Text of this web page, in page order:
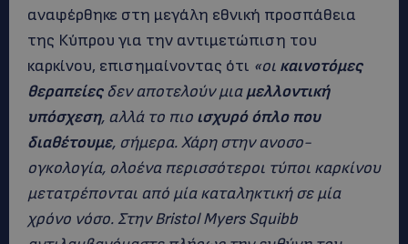
αναφέρθηκε στη μεγάλη εθνική προσπάθεια
της Κύπρου για την αντιμετώπιση του
καρκίνου, επισημαίνοντας ότι «οι καινοτόμες
θεραπείεςδεν αποτελούν μιαμελλοντική
υπόσχεση, αλλά το πιο ισχυρό όπλο που
διαθέτουμε, σήμερα. Χάρη στην ανοσο-
ογκολογία, ολοένα περισσότεροι τύποι καρκίνου
μετατρέπονται από μία καταληκτική σε μία
χρόνο νόσο. Στην Bristol Myers Squibb